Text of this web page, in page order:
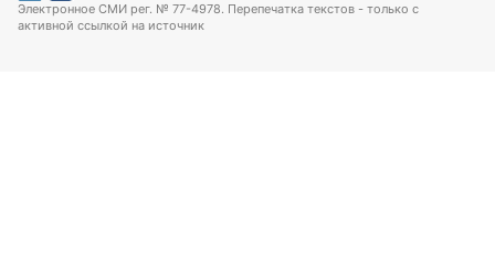
Электронное СМИ рег. № 77-4978. Перепечатка текстов - только с
активной ссылкой на источник